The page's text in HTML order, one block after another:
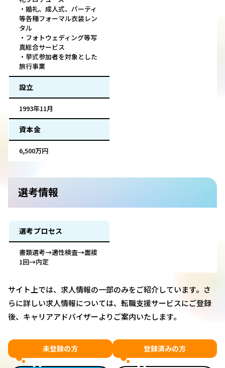
・婚礼、成人式、パーティ
等各種フォーマル衣装レン
タル
・フォトウェディング等写
真総合サービス
・挙式参加者を対象とした
旅行事業
設立
1993年11月
資本金
6,500万円
選考情報
選考プロセス
書類選考→適性検査→面接
1回→内定
サイト上では、求人情報の一部のみをご紹介しています。さ
らに詳しい求人情報については、転職支援サービスにご登録
後、キャリアアドバイザーよりご案内いたします。
未登録の方 登録済みの方